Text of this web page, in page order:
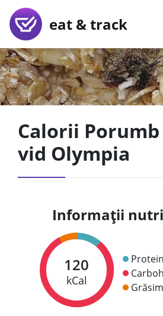
eat & track
Calorii
vid Olympia
Informații
120
kCal